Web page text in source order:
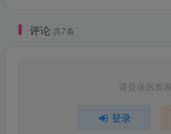
评论 共7条
请登录后发
登录